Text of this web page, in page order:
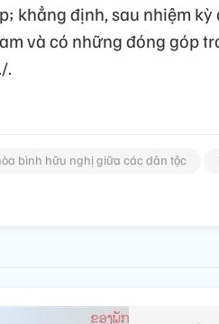
khẳng định, sau nhiệm
và có những đóng góp
.
bình hữu nghị giữa các dân tộc